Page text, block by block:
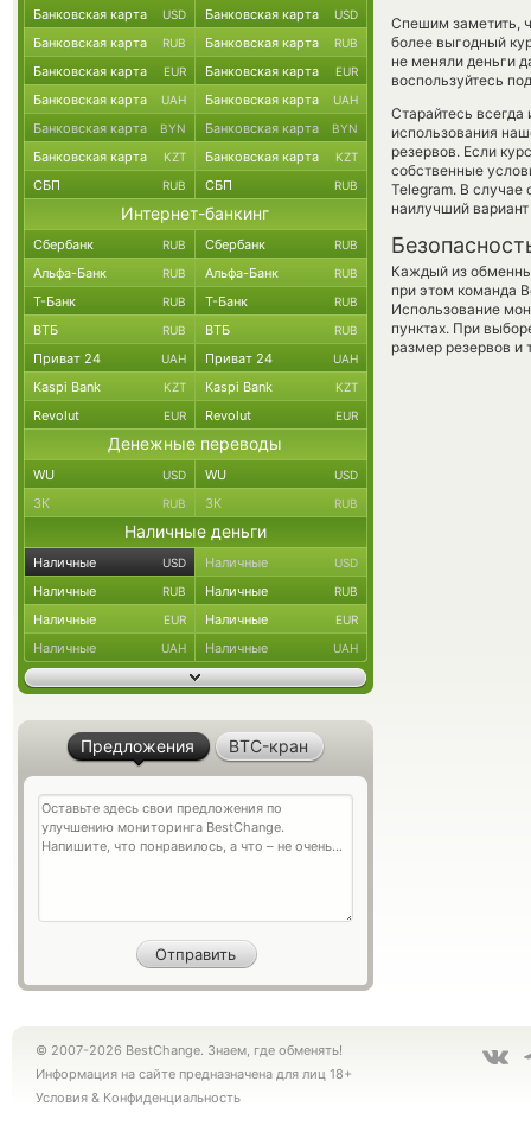
Спешим заметить,
более выгодный
не меняли деньги
воспользуйтесь
Старайтесь всегда
использования
резервов. Если
собственные
Telegram. В случае
наилучший
Каждый из
при этом команда
Использование
пунктах. При
размер резервов и
Банковская карта USD Банковская карта USD
Банковская карта RUB Банковская карта RUB
Банковская карта EUR Банковская карта EUR
Банковская карта UAH Банковская карта UAH
Банковская карта BYN Банковская карта BYN
Банковская карта KZT Банковская карта KZT
СБП RUB СБП RUB
Интернет-банкинг
Сбербанк RUB Сбербанк RUB
Альфа-Банк RUB Альфа-Банк RUB
Т-Банк RUB Т-Банк RUB
ВТБ RUB ВТБ RUB
Приват 24 UAH Приват 24 UAH
Kaspi Bank KZT Kaspi Bank KZT
Revolut EUR Revolut EUR
Денежные переводы
WU USD WU USD
ЗК RUB ЗК RUB
Наличные деньги
Наличные USD Наличные USD
Наличные RUB Наличные RUB
Наличные EUR Наличные EUR
Наличные UAH Наличные UAH
Предложения BTC-кран
© 2007-2026 BestChange. Знаем, где обменять!
Информация на сайте предназначена для лиц 18+
Условия & Конфиденциальность